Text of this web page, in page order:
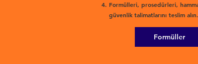
Formülleri, prosedürleri,
güvenlik talimatlarını teslim alın.
Formüller